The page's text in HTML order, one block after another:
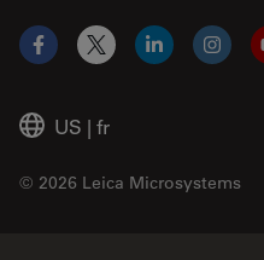
US | fr
© 2026 Leica Microsystems
Facebook
X LinkedIn